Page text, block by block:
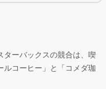
ターバックスの競合は、喫
ルコーヒー」と「コメダ珈